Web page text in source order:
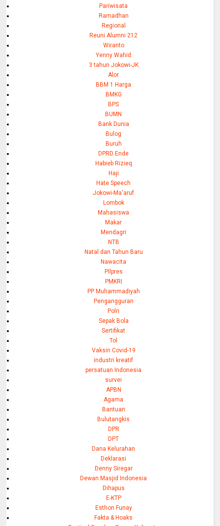
Pariwisata
Ramadhan
Regional
Reuni Alumni 212
Wiranto
Yenny Wahid
3 tahun Jokowi-JK
Alor
BBM 1 Harga
BMKG
BPS
BUMN
Bank Dunia
Bulog
Buruh
DPRD Ende
Habieb Rizieq
Haji
Hate Speech
Jokowi-Ma'aruf
Lombok
Mahasiswa
Makar
Mendagri
NTB
Natal dan Tahun Baru
Nawacita
PIlpres
PMKRI
PP Muhammadiyah
Pengangguran
Polri
Sepak Bola
Sertifikat
Tol
Vaksin Covid-19
industri kreatif
persatuan Indonesia
survei
APBN
Agama
Bantuan
Bulutangkis
DPR
DPT
Dana Kelurahan
Deklarasi
Denny Siregar
Dewan Masjid Indonesia
Dihapus
E-KTP
Esthon Funay
Fakta & Hoaks